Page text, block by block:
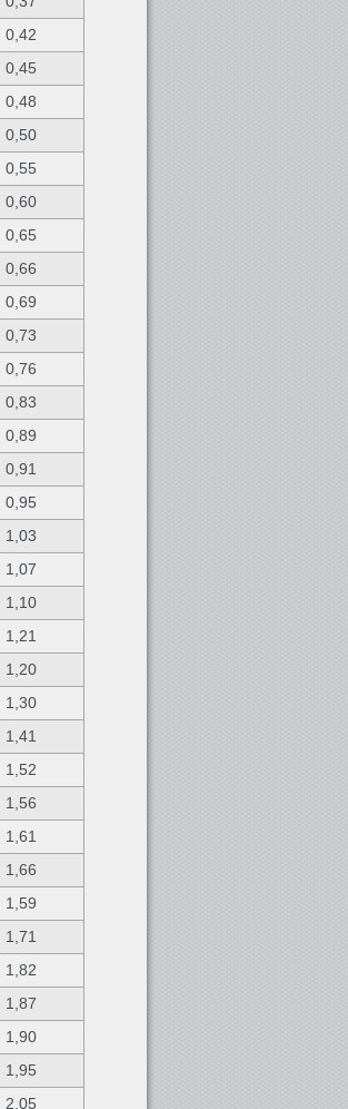
0,42
0,45
0,48
0,50
0,55
0,60
0,65
0,66
0,69
0,73
0,76
0,83
0,89
0,91
0,95
1,03
1,07
1,10
1,21
1,20
1,30
1,41
1,52
1,56
1,61
1,66
1,59
1,71
1,82
1,87
1,90
1,95
2,05